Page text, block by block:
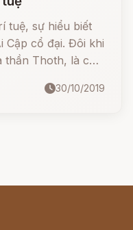
tuệ, sự hiểu biết
Cập cổ đại. Đôi khi
Thoth, là con
30/10/2019